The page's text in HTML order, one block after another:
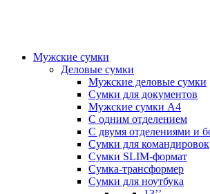
Мужские сумки
Деловые сумки
Мужские деловые сумки
Сумки для документов
Мужские сумки А4
С одним отделением
С двумя отделениями и
Сумки для командировок
Сумки SLIM-формат
Сумка-трансформер
Сумки для ноутбука